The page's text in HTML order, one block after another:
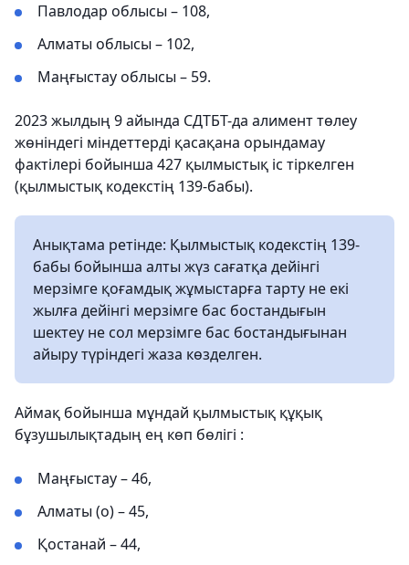
Павлодар облысы – 108,
Алматы облысы – 102,
Маңғыстау облысы – 59.
2023 жылдың 9 айында СДТБТ-да алимент төлеу
жөніндегі міндеттерді қасақана орындамау
фактілері бойынша 427 қылмыстық іс тіркелген
(қылмыстық кодекстің 139-бабы).
Анықтама ретінде: Қылмыстық кодекстің 139-
бабы бойынша алты жүз сағатқа дейінгі
мерзімге қоғамдық жұмыстарға тарту не екі
жылға дейінгі мерзімге бас бостандығын
шектеу не сол мерзімге бас бостандығынан
айыру түріндегі жаза көзделген.
Аймақ бойынша мұндай қылмыстық құқық
бұзушылықтадың ең көп бөлігі :
Маңғыстау – 46,
Алматы (о) – 45,
Қостанай – 44,